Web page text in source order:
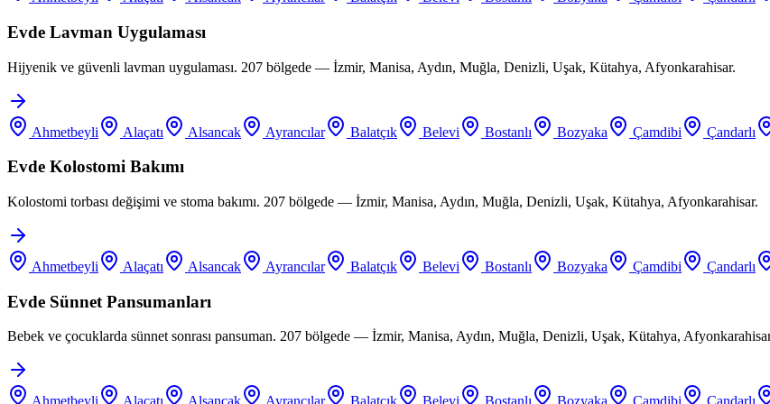
Evde Lavman Uygulaması
Hijyenik ve güvenli lavman uygulaması. 207 bölgede — İzmir, Manisa, Aydın, Muğla, Denizli, Uşak, Kütahya, Afyonkarahisar.
Ahmetbeyli Alaçatı Alsancak Ayrancılar Balatçık Belevi Bostanlı Bozyaka Çamdibi Çandarlı
Evde Kolostomi Bakımı
Kolostomi torbası değişimi ve stoma bakımı. 207 bölgede — İzmir, Manisa, Aydın, Muğla, Denizli, Uşak, Kütahya, Afyonkarahisar.
Ahmetbeyli Alaçatı Alsancak Ayrancılar Balatçık Belevi Bostanlı Bozyaka Çamdibi Çandarlı
Evde Sünnet Pansumanları
Bebek ve çocuklarda sünnet sonrası pansuman. 207 bölgede — İzmir, Manisa, Aydın, Muğla, Denizli, Uşak, Kütahya,